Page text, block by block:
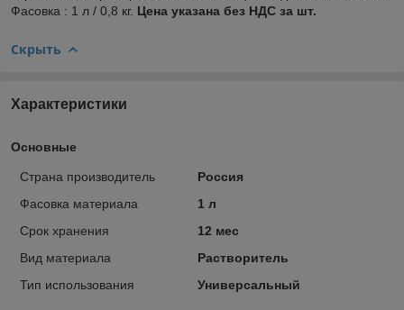
Фасовка : 1 л / 0,8 кг. Цена указана без НДС за шт.
Скрыть
Характеристики
Основные
Страна производитель
Россия
Фасовка материала
1 л
Срок хранения
12 мес
Вид материала
Растворитель
Тип использования
Универсальный